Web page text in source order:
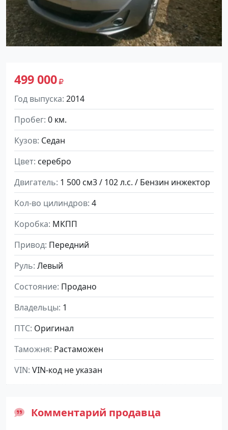
499 000
Год выпуска 2014
Пробег 0 км.
Кузов Седан
Цвет серебро
Двигатель 1 500 см3 / 102 л.с. / Бензин инжектор
Кол-во цилиндров 4
Коробка МКПП
Привод Передний
Руль Левый
Состояние Продано
Владельцы 1
ПТС Оригинал
Таможня Растаможен
VIN VIN-код не указан
Комментарий продавца